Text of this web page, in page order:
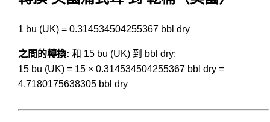
1 bu (UK) = 0.314534504255367 bbl dry
之間的轉換: 和 15 bu (UK) 到 bbl dry:
15 bu (UK) = 15 × 0.314534504255367 bbl dry =
4.7180175638305 bbl dry